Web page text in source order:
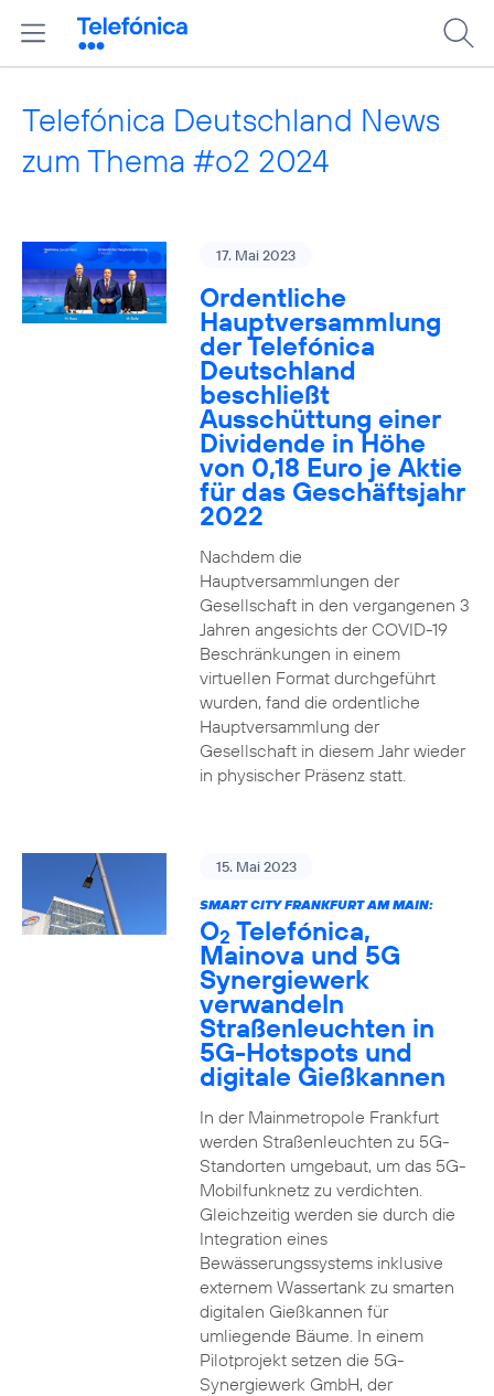
Telefónica Deutschland News
zum Thema #o2 2024
17. Mai 2023
Ordentliche
Hauptversammlung
der Telefónica
Deutschland
beschließt
Ausschüttung einer
Dividende in Höhe
von 0,18 Euro je Aktie
für das Geschäftsjahr
2022
Nachdem die
Hauptversammlungen der
Gesellschaft in den vergangenen 3
Jahren angesichts der COVID-19
Beschränkungen in einem
virtuellen Format durchgeführt
wurden, fand die ordentliche
Hauptversammlung der
Gesellschaft in diesem Jahr wieder
in physischer Präsenz statt.
15. Mai 2023
SMART CITY FRANKFURT AM MAIN:
O2 Telefónica,
Mainova und 5G
Synergiewerk
verwandeln
Straßenleuchten in
5G-Hotspots und
digitale Gießkannen
In der Mainmetropole Frankfurt
werden Straßenleuchten zu 5G-
Standorten umgebaut, um das 5G-
Mobilfunknetz zu verdichten.
Gleichzeitig werden sie durch die
Integration eines
Bewässerungssystems inklusive
externem Wassertank zu smarten
digitalen Gießkannen für
umliegende Bäume. In einem
Pilotprojekt setzen die 5G-
Synergiewerk GmbH, der